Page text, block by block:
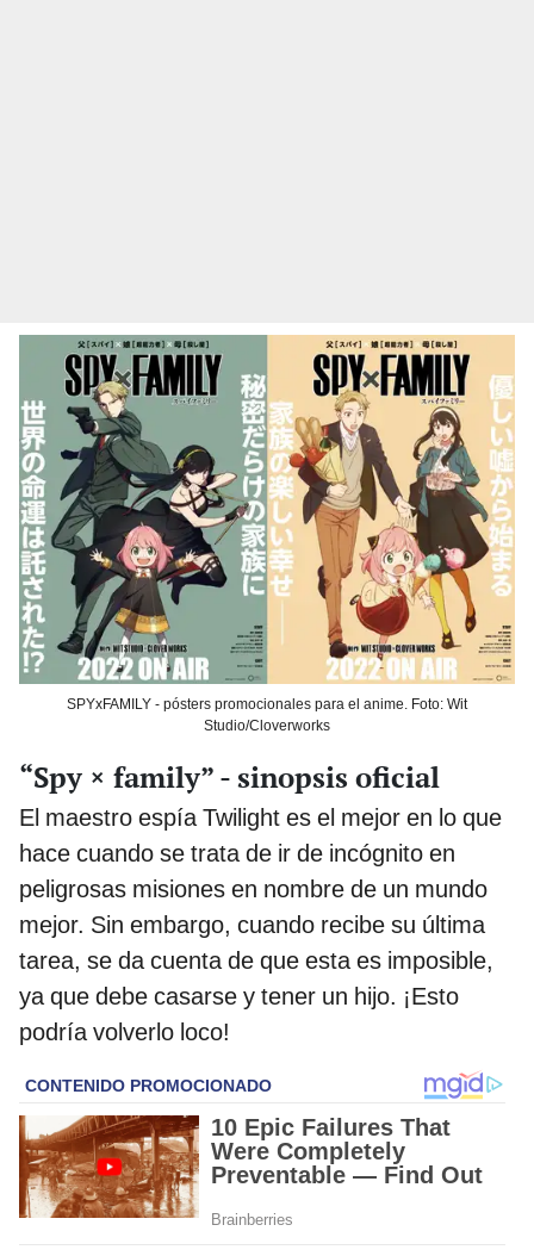
SPYxFAMILY - pósters promocionales para el anime. Foto: Wit
Studio/Cloverworks
“Spy × family” - sinopsis oficial
El maestro espía Twilight es el mejor en lo que
hace cuando se trata de ir de incógnito en
peligrosas misiones en nombre de un mundo
mejor. Sin embargo, cuando recibe su última
tarea, se da cuenta de que esta es imposible,
ya que debe casarse y tener un hijo. ¡Esto
podría volverlo loco!